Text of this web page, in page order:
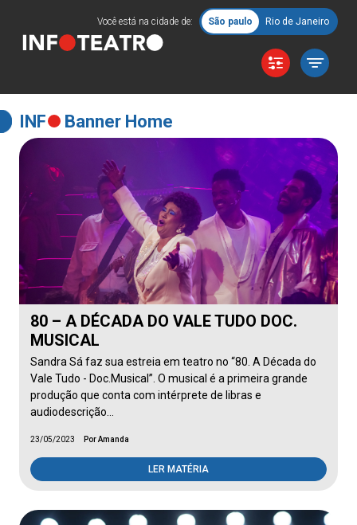
Você está na cidade de: São paulo Rio de Janeiro
INF Banner Home
80 – A DÉCADA DO VALE TUDO DOC.
MUSICAL
Sandra Sá faz sua estreia em teatro no “80. A Década do
Vale Tudo - Doc.Musical”. O musical é a primeira grande
produção que conta com intérprete de libras e
audiodescrição…
23/05/2023 Por Amanda
LER MATÉRIA